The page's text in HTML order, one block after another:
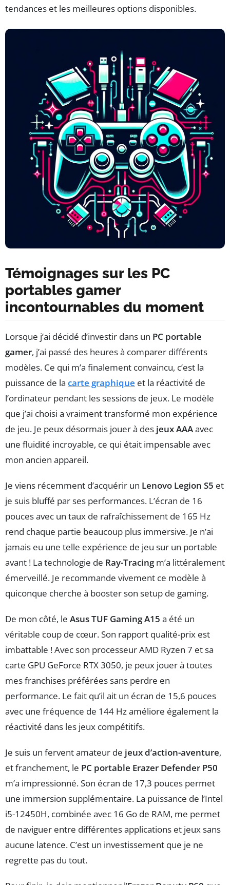
tendances et les meilleures options disponibles.
Témoignages sur les PC
portables gamer
incontournables du moment
Lorsque j’ai décidé d’investir dans un PC portable
gamer, j’ai passé des heures à comparer différents
modèles. Ce qui m’a finalement convaincu, c’est la
puissance de la carte graphique et la réactivité de
l’ordinateur pendant les sessions de jeux. Le modèle
que j’ai choisi a vraiment transformé mon expérience
de jeu. Je peux désormais jouer à des jeux AAAavec
une fluidité incroyable, ce qui était impensable avec
mon ancien appareil.
Je viens récemment d’acquérir un Lenovo Legion S5 et
je suis bluffé par ses performances. L’écran de 16
pouces avec un taux de rafraîchissement de 165 Hz
rend chaque partie beaucoup plus immersive. Je n’ai
jamais eu une telle expérience de jeu sur un portable
avant ! La technologie de Ray-Tracingm’a littéralement
émerveillé. Je recommande vivement ce modèle à
quiconque cherche à booster son setup de gaming.
De mon côté, le Asus TUF Gaming A15 a été un
véritable coup de cœur. Son rapport qualité-prix est
imbattable ! Avec son processeur AMD Ryzen 7 et sa
carte GPU GeForce RTX 3050, je peux jouer à toutes
mes franchises préférées sans perdre en
performance. Le fait qu’il ait un écran de 15,6 pouces
avec une fréquence de 144 Hz améliore également la
réactivité dans les jeux compétitifs.
Je suis un fervent amateur de jeux d’action-aventure,
et franchement, le PC portable Erazer Defender P50
m’a impressionné. Son écran de 17,3 pouces permet
une immersion supplémentaire. La puissance de l’Intel
i5-12450H, combinée avec 16 Go de RAM, me permet
de naviguer entre différentes applications et jeux sans
aucune latence. C’est un investissement que je ne
regrette pas du tout.